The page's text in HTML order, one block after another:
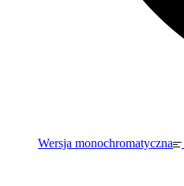
Wersja monochromatyczna